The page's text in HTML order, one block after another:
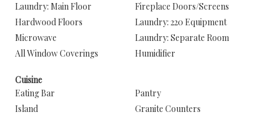
Laundry: Main Floor
Fireplace Doors/Screens
Hardwood Floors
Laundry: 220 Equipment
Microwave
Laundry: Separate Room
All Window Coverings
Humidifier
Cuisine
Eating Bar
Pantry
Island
Granite Counters